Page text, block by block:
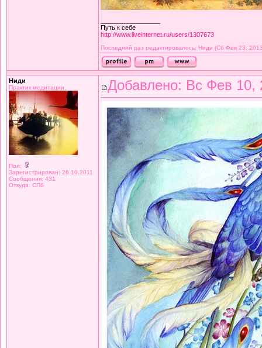
Путь к себе
http://www.liveinternet.ru/users/1307673
Последний раз редактировалось: Ниди (Сб Фев 23,
Ниди
Практик медитации.
Пол:
Зарегистрирован: 26.10.2011
Сообщения: 431
Откуда: СПб
Добавлено: Вс Фев 10,